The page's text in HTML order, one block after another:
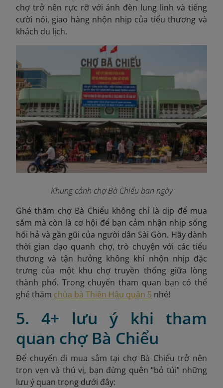
chợ trở nên rực rỡ với ánh đèn lung linh và tiếng
cười nói, giao hàng nhộn nhịp của tiểu thương và
khách du lịch.
Khung cảnh chợ Bà Chiểu ban ngày
Ghé thăm chợ Bà Chiểu không chỉ là dịp để mua
sắm mà còn là cơ hội để bạn cảm nhận nhịp sống
hối hả và gần gũi của người dân Sài Gòn. Hãy dành
thời gian dạo quanh chợ, trò chuyện với các tiểu
thương và tận hưởng không khí nhộn nhịp đặc
trưng của một khu chợ truyền thống giữa lòng
thành phố. Trong chuyến tham quan bạn có thể
ghé thăm chùa bà Thiên Hậu quận 5 nhé!
5. 4+ lưu ý khi tham
quan chợ Bà Chiểu
Để chuyến đi mua sắm tại chợ Bà Chiểu trở nên
trọn vẹn và thú vị, bạn đừng quên “bỏ túi” những
lưu ý quan trọng dưới đây: